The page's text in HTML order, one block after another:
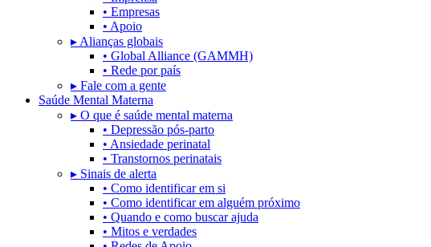
• Empresas
• Apoio
▸ Alianças globais
• Global Alliance (GAMMH)
• Rede por país
▸ Fale com a gente
Saúde Mental Materna
▸ O que é saúde mental materna
• Depressão pós-parto
• Ansiedade perinatal
• Transtornos perinatais
▸ Sinais de alerta
• Como identificar em si
• Como identificar em alguém próximo
• Quando e como buscar ajuda
• Mitos e verdades